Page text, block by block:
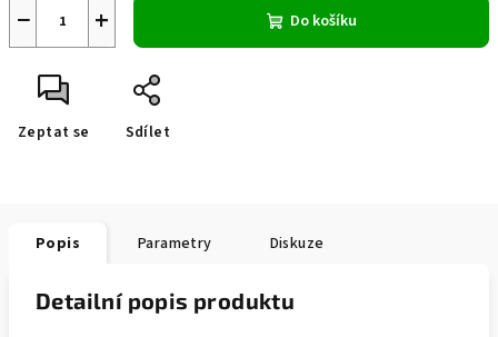
+
− Do košíku
Zeptat se Sdílet
Popis Parametry Diskuze
Detailní popis produktu